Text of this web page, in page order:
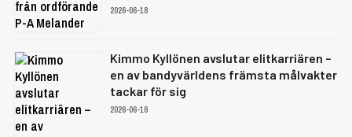
2026-06-18
Kimmo Kyllönen avslutar elitkarriären –
en av bandyvärldens främsta målvakter
tackar för sig
2026-06-18